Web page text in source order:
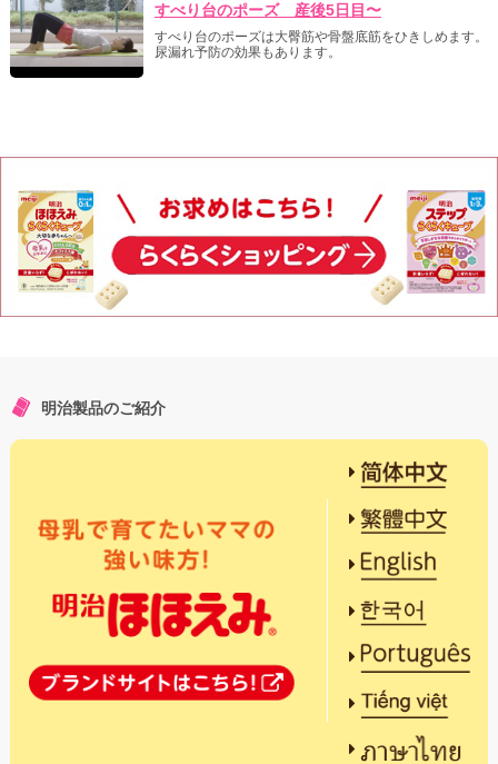
すべり台のポーズ 産後5日目〜
すべり台のポーズは大臀筋や骨盤底筋をひきしめます。
尿漏れ予防の効果もあります。
明治製品のご紹介